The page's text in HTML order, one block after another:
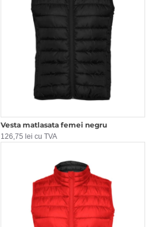
Vesta matlasata femei negru
126,75 lei cu TVA